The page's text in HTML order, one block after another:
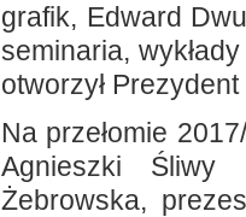
grafik, Edward
seminaria,
otworzył
Na przełomie
Agnieszki Śliwy
Żebrowska,